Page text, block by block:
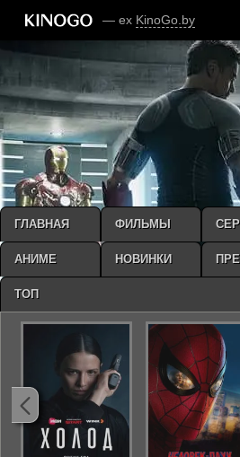
— ex KinoGo.by
ГЛАВНАЯ ФИЛЬМЫ
АНИМЕ НОВИНКИ
ТОП